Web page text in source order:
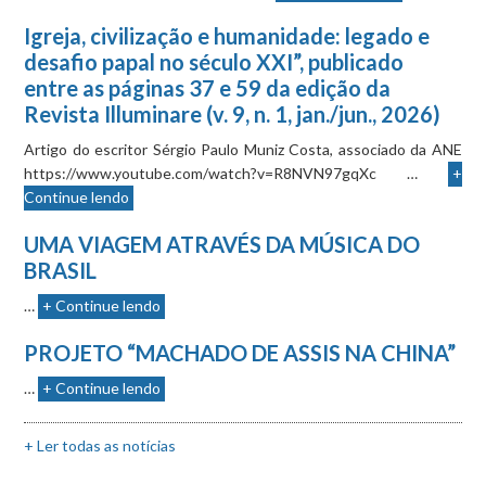
Igreja, civilização e humanidade: legado e
desafio papal no século XXI”, publicado
entre as páginas 37 e 59 da edição da
Revista Illuminare (v. 9, n. 1, jan./jun., 2026)
Artigo do escritor Sérgio Paulo Muniz Costa, associado da ANE
https://www.youtube.com/watch?v=R8NVN97gqXc …
+
Continue lendo
UMA VIAGEM ATRAVÉS DA MÚSICA DO
BRASIL
… + Continue lendo
PROJETO “MACHADO DE ASSIS NA CHINA”
… + Continue lendo
+ Ler todas as notícias